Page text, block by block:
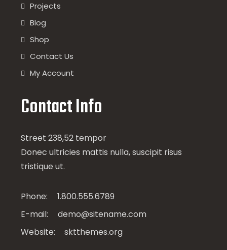
Projects
Blog
Shop
Contact Us
My Account
Contact Info
Street 238,52 tempor
Donec ultricies mattis nulla, suscipit risus
tristique ut.
Phone:
1.800.555.6789
E-mail:
demo@sitename.com
Website:
sktthemes.org